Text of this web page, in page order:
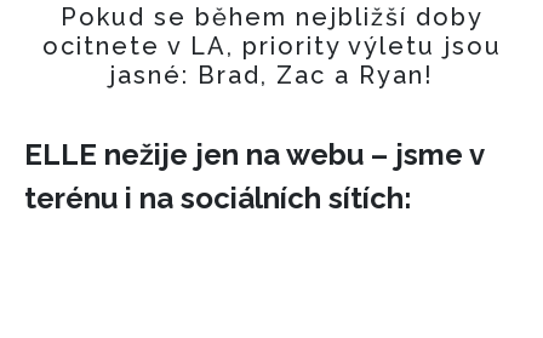
Pokud se během nejbližší doby
ocitnete v LA, priority výletu jsou
jasné: Brad, Zac a Ryan!
ELLE nežije jen na webu – jsme v
terénu i na sociálních sítích: